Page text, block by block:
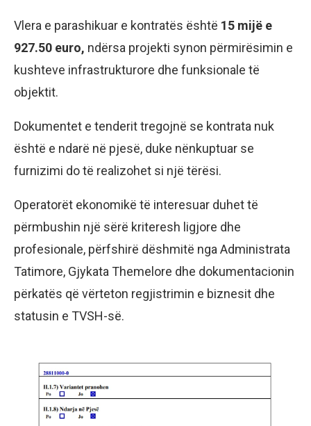
Vlera e parashikuar e kontratës është 15 mijë e
927.50 euro, ndërsa projekti synon përmirësimin e
kushteve infrastrukturore dhe funksionale të
objektit.
Dokumentet e tenderit tregojnë se kontrata nuk
është e ndarë në pjesë, duke nënkuptuar se
furnizimi do të realizohet si një tërësi.
Operatorët ekonomikë të interesuar duhet të
përmbushin një sërë kriteresh ligjore dhe
profesionale, përfshirë dëshmitë nga Administrata
Tatimore, Gjykata Themelore dhe dokumentacionin
përkatës që vërteton regjistrimin e biznesit dhe
statusin e TVSH-së.